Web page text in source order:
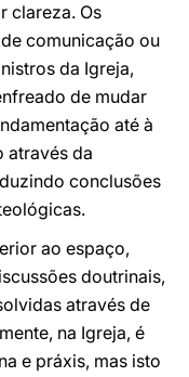
clareza. Os
comunicação ou
da Igreja,
de mudar
até à
através da
conclusões
ao espaço,
doutrinais,
através de
na Igreja, é
e práxis, mas isto